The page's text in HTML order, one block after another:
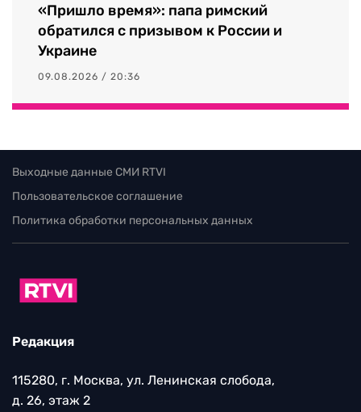
«Пришло время»: папа римский
обратился с призывом к России и
Украине
09.08.2026 / 20:36
Выходные данные СМИ RTVI
Пользовательское соглашение
Политика обработки персональных данных
Редакция
115280, г. Москва, ул. Ленинская слобода,
д. 26, этаж 2